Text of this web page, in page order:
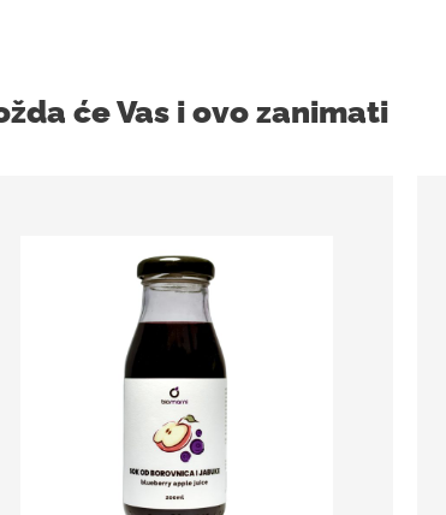
će Vas i ovo zanimati